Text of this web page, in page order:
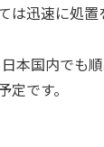
は迅速に処置
本国内でも
です。